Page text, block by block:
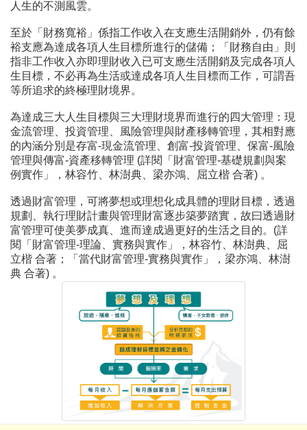
人生的不測風雲。
至於「財務寬裕」係指工作收入在支應生活開銷外，仍有餘
裕支應為達成各項人生目標所進行的儲備；「財務自由」則
指非工作收入亦即理財收入已可支應生活開銷及完成各項人
生目標，不必再為生活或達成各項人生目標而工作，可謂吾
等所追求的終極理財境界。
為達成三大人生目標與三大理財境界而進行的四大管理：現
金流管理、投資管理、風險管理與財產移轉管理，其相對應
的內涵分別是存富-現金流管理、創富-投資管理、保富-風險
管理與傳富-資產移轉管理 (詳閱「財富管理-基礎規劃與案
例實作」，林容竹、林澍典、梁亦鴻、屈立楷 合著) 。
透過財富管理，可將夢想或理想化成具體的理財目標，透過
規劃、執行理財計畫與管理財富逐步築夢踏實，故曰透過財
富管理可使美夢成真、進而達成過更好的生活之目的。(詳
閱「財富管理-理論、實務與實作」，林容竹、林澍典、屈
立楷 合著；「當代財富管理-實務與實作」，梁亦鴻、林澍
典 合著) 。